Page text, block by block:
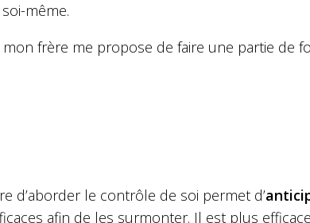
même.
mon frère me propose de faire une partie de
d’aborder le contrôle de soi permet d’
afin de les surmonter. Il est plus